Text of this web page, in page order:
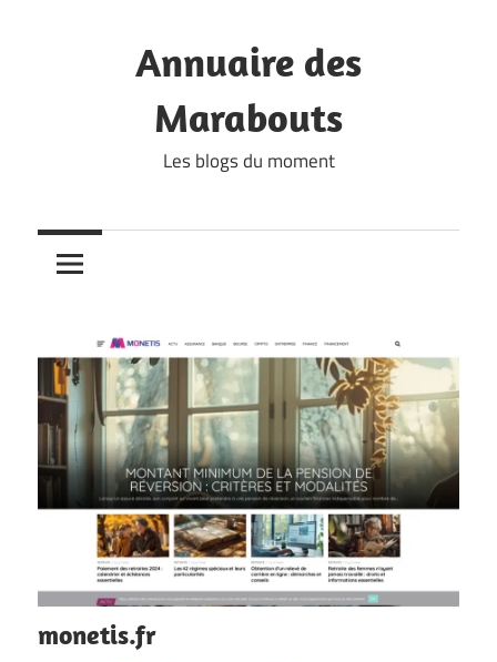
Annuaire des
Marabouts
Les blogs du moment
monetis.fr